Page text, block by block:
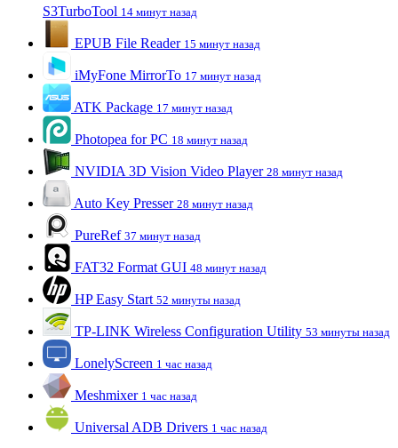
S3TurboTool 14 минут назад
EPUB File Reader 15 минут назад
iMyFone MirrorTo 17 минут назад
ATK Package 17 минут назад
Photopea for PC 18 минут назад
NVIDIA 3D Vision Video Player 28 минут назад
Auto Key Presser 28 минут назад
PureRef 37 минут назад
FAT32 Format GUI 48 минут назад
HP Easy Start 52 минуты назад
TP-LINK Wireless Configuration Utility 53 минуты назад
LonelyScreen 1 час назад
Meshmixer 1 час назад
Universal ADB Drivers 1 час назад